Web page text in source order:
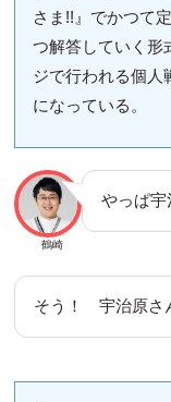
さま!!』でかつて
つ解答していく形
ジで行われる個人
になっている。
鶴崎
やっぱ宇
そう！ 宇治原さ